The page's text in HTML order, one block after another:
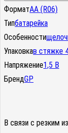
ФорматАА (R06)
Типбатарейка
Особенности
Упаковкав стяжке
Напряжение1,5 В
БрендGP
В связи с резким